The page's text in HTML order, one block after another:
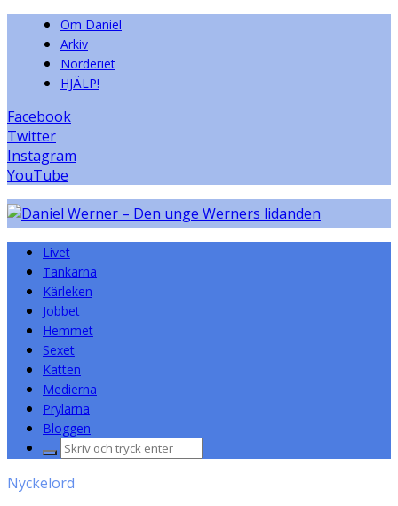
Om Daniel
Arkiv
Nörderiet
HJÄLP!
Facebook
Twitter
Instagram
YouTube
Livet
Tankarna
Kärleken
Jobbet
Hemmet
Sexet
Katten
Medierna
Prylarna
Bloggen
Sök
Nyckelord